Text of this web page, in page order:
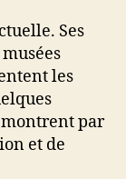
Ses
les
par
et de